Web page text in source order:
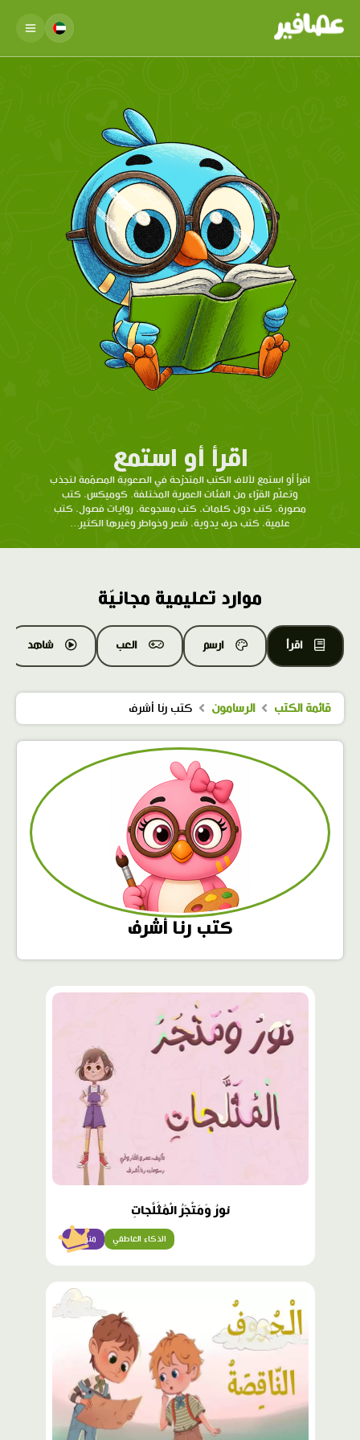
اقرأ أو استمع
اقرأ أو استمع لآلاف الكتب المتدرّحة في الصعوبة المصمّمة لتجذب
وتعلّم القرّاء من الفئات العمرية المختلفة. كوميكس، كتب
مصورة، كتب دون كلمات، كتب مسجوعة، روايات فصول، كتب
علمية، كتب حرف يدوية، شعر وخواطر وغيرها الكثير...
موارد تعليمية مجانيّة
اقرأ ارسم العب شاهد
قائمة الكتب الرسامون كتب رنا أشرف
كتب رنا أشرف
محتوى
نورُ وَمَتْجَرُ الْمُثَلَّجاتِ
متوسّط الذكاء العاطفي
مميّز